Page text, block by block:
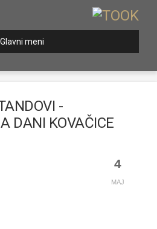
Glavni meni
-
DANI KOVAČICE
4
MAJ